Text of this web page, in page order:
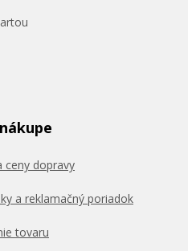
ceny dopravy
a reklamačný poriadok
tovaru